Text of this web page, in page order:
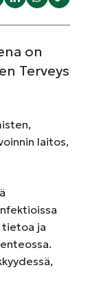
on
Terveys
laitos,
tietoa ja